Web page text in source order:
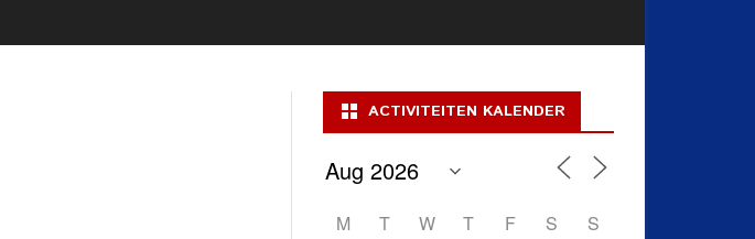
ACTIVITEITEN KALENDER
M T W T F S
S